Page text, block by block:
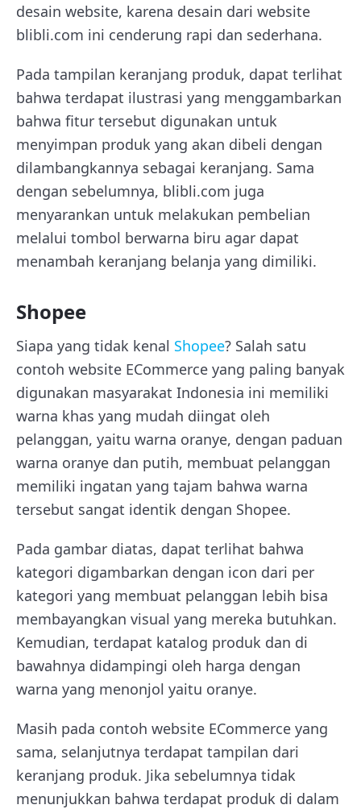
desain website, karena desain dari website
blibli.com ini cenderung rapi dan sederhana.
Pada tampilan keranjang produk, dapat terlihat
bahwa terdapat ilustrasi yang menggambarkan
bahwa fitur tersebut digunakan untuk
menyimpan produk yang akan dibeli dengan
dilambangkannya sebagai keranjang. Sama
dengan sebelumnya, blibli.com juga
menyarankan untuk melakukan pembelian
melalui tombol berwarna biru agar dapat
menambah keranjang belanja yang dimiliki.
Shopee
Siapa yang tidak kenal Shopee? Salah satu
contoh website ECommerce yang paling banyak
digunakan masyarakat Indonesia ini memiliki
warna khas yang mudah diingat oleh
pelanggan, yaitu warna oranye, dengan paduan
warna oranye dan putih, membuat pelanggan
memiliki ingatan yang tajam bahwa warna
tersebut sangat identik dengan Shopee.
Pada gambar diatas, dapat terlihat bahwa
kategori digambarkan dengan icon dari per
kategori yang membuat pelanggan lebih bisa
membayangkan visual yang mereka butuhkan.
Kemudian, terdapat katalog produk dan di
bawahnya didampingi oleh harga dengan
warna yang menonjol yaitu oranye.
Masih pada contoh website ECommerce yang
sama, selanjutnya terdapat tampilan dari
keranjang produk. Jika sebelumnya tidak
menunjukkan bahwa terdapat produk di dalam